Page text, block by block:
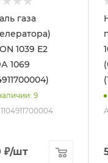
газа
1039 Е2
1069
: 9
₽/шт